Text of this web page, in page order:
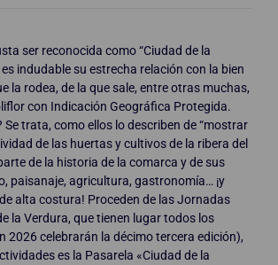
ser reconocida como “Ciudad de la
indudable su estrecha relación con la bien
la rodea, de la que sale, entre otras muchas,
con Indicación Geográfica Protegida.
Se trata, como ellos lo describen de “mostrar
de las huertas y cultivos de la ribera del
de la historia de la comarca y de sus
paisanaje, agricultura, gastronomía… ¡y
alta costura! Proceden de las Jornadas
la Verdura, que tienen lugar todos los
2026 celebrarán la décimo tercera edición),
es la Pasarela «Ciudad de la